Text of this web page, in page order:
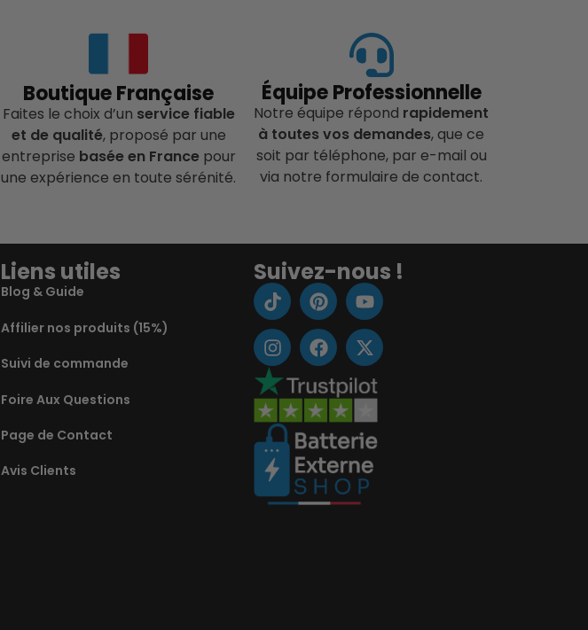
Boutique Française
Faites le choix d’un service fiable
et de qualité, proposé par une
entreprise basée en France pour
une expérience en toute sérénité.
Équipe Professionnelle
Notre équipe répond rapidement
à toutes vos demandes, que ce
soit par téléphone, par e-mail ou
via notre formulaire de contact.
Liens utiles
Blog & Guide
Affilier nos produits (15%)
Suivi de commande
Foire Aux Questions
Page de Contact
Avis Clients
Suivez-nous !